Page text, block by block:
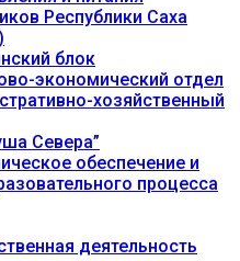
Республики Саха
блок
экономический отдел
хозяйственный
Севера”
обеспечение и
процесса
деятельность